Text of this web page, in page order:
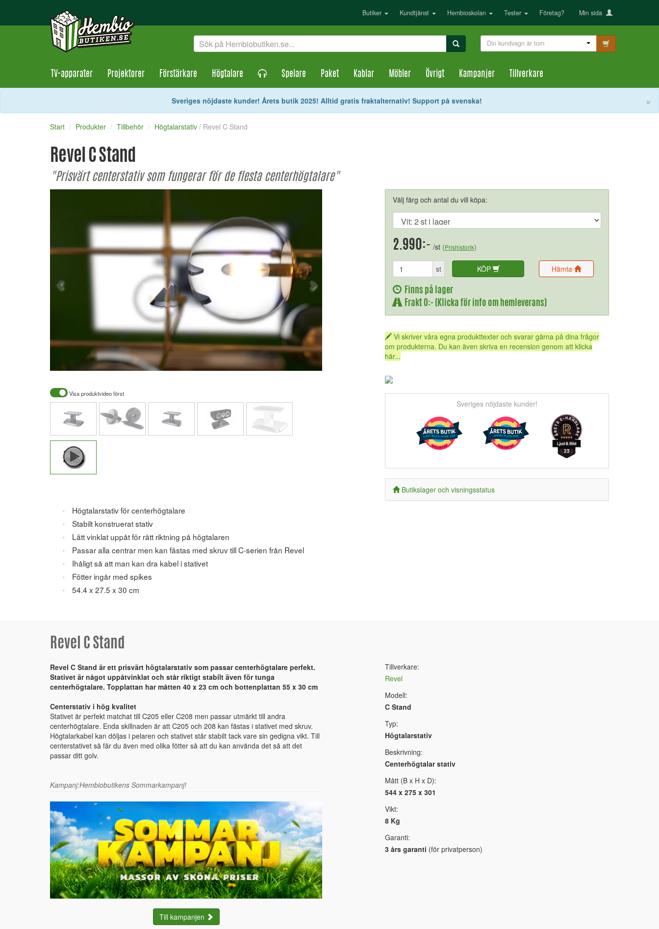
Butiker Kundtjänst Hembioskolan Tester Företag? Min sida
Din kundvagn är tom
TV-apparater Projektorer Förstärkare Högtalare Spelare Paket Kablar Möbler Övrigt Kampanjer Tillverkare
×
Sveriges nöjdaste kunder! Årets butik 2025! Alltid gratis fraktalternativ! Support på svenska!
Start Produkter Tillbehör Högtalarstativ / Revel C Stand
Revel C Stand
"Prisvärt centerstativ som fungerar för de flesta centerhögtalare"
Visa produktvideo först
Högtalarstativ för centerhögtalare
Stabilt konstruerat stativ
Lätt vinklat uppåt för rätt riktning på högtalaren
Passar alla centrar men kan fästas med skruv till C-serien från Revel
Ihåligt så att man kan dra kabel i stativet
Fötter ingår med spikes
54.4 x 27.5 x 30 cm
Välj färg och antal du vill köpa:
2.990:- /st (Prishistorik)
st KÖP Hämta
Finns på lager
Frakt 0:- (Klicka för info om hemleverans)
Vi skriver våra egna produkttexter och svarar gärna på dina frågor
om produkterna. Du kan även skriva en recension genom att klicka
här...
Sveriges nöjdaste kunder!
Butikslager och visningsstatus
Revel C Stand
Revel C Stand är ett prisvärt högtalarstativ som passar centerhögtalare perfekt.
Stativet är något uppåtvinklat och står riktigt stabilt även för tunga
centerhögtalare. Topplattan har måtten 40 x 23 cm och bottenplattan 55 x 30 cm
Centerstativ i hög kvalitet
Stativet är perfekt matchat till C205 eller C208 men passar utmärkt till andra
centerhögtalare. Enda skillnaden är att C205 och 208 kan fästas i stativet med skruv.
Högtalarkabel kan döljas i pelaren och stativet står stabilt tack vare sin gedigna vikt. Till
centerstativet så får du även med olika fötter så att du kan använda det så att det
passar ditt golv.
Kampanj:Hembiobutikens Sommarkampanj!
Till kampanjen
Tillverkare:
Revel
Modell:
C Stand
Typ:
Högtalarstativ
Beskrivning:
Centerhögtalar stativ
Mått (B x H x D):
544 x 275 x 301
Vikt:
8 Kg
Garanti:
3 års garanti (för privatperson)